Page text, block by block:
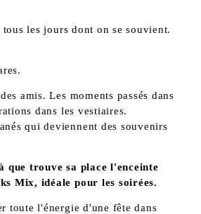
tous les jours dont on se souvient.
amis. Les moments passés dans
dans les vestiaires.
qui deviennent des souvenirs
que trouve sa place l'enceinte
Mix, idéale pour les soirées.
toute l'énergie d'une fête dans